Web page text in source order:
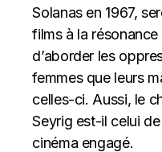
Solanas en 1967,
films à la
d’aborder les
femmes que leurs
celles-ci. Aussi, le
Seyrig est-il celui
cinéma engagé.